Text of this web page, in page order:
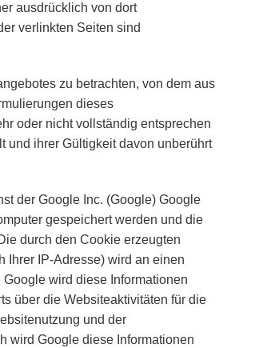
ausdrücklich von dort
verlinkten Seiten sind
zu betrachten, von dem aus
dieses
oder nicht vollständig entsprechen
und ihrer Gültigkeit davon unberührt
der Google Inc. (Google) Google
gespeichert werden und die
durch den Cookie erzeugten
Ihrer IP-Adresse) wird an einen
wird diese Informationen
über die Websiteaktivitäten für die
und der
wird Google diese Informationen